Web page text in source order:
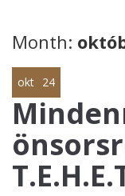
Month:
okt 24